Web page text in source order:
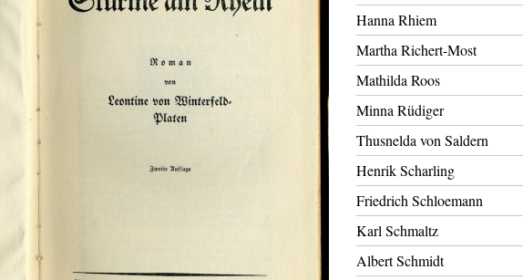
Hanna Rhiem
Martha Richert-Most
Mathilda Roos
Minna Rüdiger
Thusnelda von Saldern
Henrik Scharling
Friedrich Schloemann
Karl Schmaltz
Albert Schmidt